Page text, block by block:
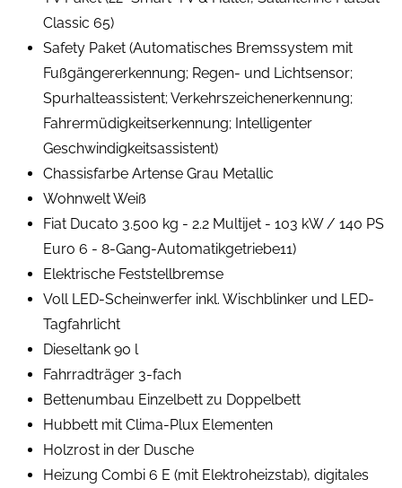
Classic 65)
Safety Paket (Automatisches Bremssystem mit
Fußgängererkennung; Regen- und Lichtsensor;
Spurhalteassistent; Verkehrszeichenerkennung;
Fahrermüdigkeitserkennung; Intelligenter
Geschwindigkeitsassistent)
Chassisfarbe Artense Grau Metallic
Wohnwelt Weiß
Fiat Ducato 3.500 kg - 2.2 Multijet - 103 kW / 140 PS
Euro 6 - 8-Gang-Automatikgetriebe11)
Elektrische Feststellbremse
Voll LED-Scheinwerfer inkl. Wischblinker und LED-
Tagfahrlicht
Dieseltank 90 l
Fahrradträger 3-fach
Bettenumbau Einzelbett zu Doppelbett
Hubbett mit Clima-Plux Elementen
Holzrost in der Dusche
Heizung Combi 6 E (mit Elektroheizstab), digitales